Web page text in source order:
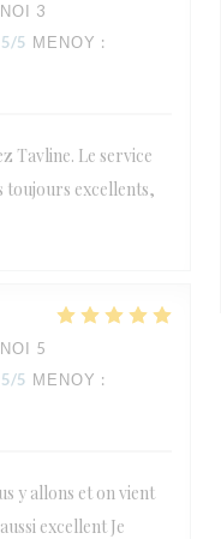
3
5/5 ΜΕΝΟΎ :
Tavline. Le service
toujours excellents,
5
5/5 ΜΕΝΟΎ :
y allons et on vient
excellent Je